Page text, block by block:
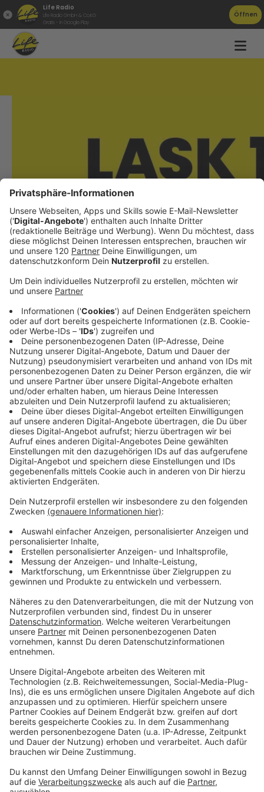
Life Radio
Life Radio GmbH & Co.KG
Gratis - in Google Play
Öffnen
Dario Maresic: Ich gebe alles für die Fans!
Podcast über seine ersten Wochen in Linz, seine
Ziele mit dem LASK, die aktuellen Aufgaben und die
tollen Fans beim LASK. Der 21jährige Steirer
außerdem zu folgenden Themen: Warum eine
Playstation sein Karriere mitverantwortet, wie sein
Bundesliga-Debüt ausgesehen hat, seine Krise bei
Stade Reims und wer ihm dabei geholfen hat, die
Trauner-Nachfolge, bei wieviel Prozent er schon ist,
wo er den LASK in dieser Saison sieht und was die
Fans von ihm erwarten können!
Datenschutz ImpressumAGBsJobsKontaktWerben